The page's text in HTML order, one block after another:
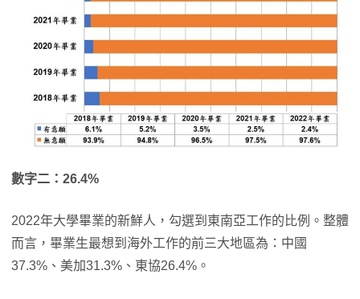
數字二： 26.4%
2022年大學畢業的新鮮人，勾選到東南亞工作的比例。整體
而言，畢業生最想到海外工作的前三大地區為：中國
37.3%、美加31.3%、東協26.4%。